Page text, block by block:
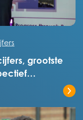
grootste